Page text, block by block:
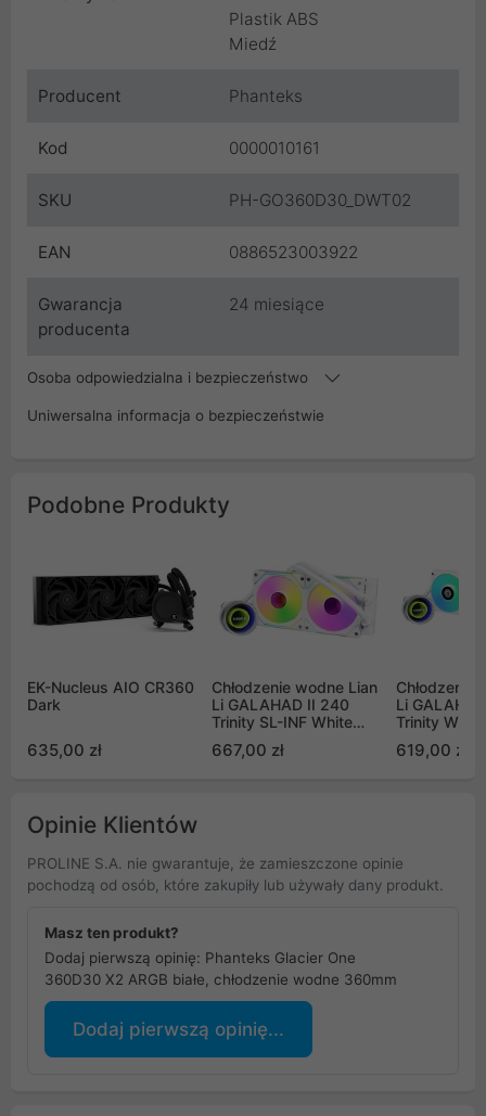
Plastik ABS
Miedź
Producent Phanteks
Kod 0000010161
SKU PH-GO360D30_DWT02
EAN 0886523003922
Gwarancja
producenta
24 miesiące
Osoba odpowiedzialna i bezpieczeństwo
Uniwersalna informacja o bezpieczeństwie
Podobne Produkty
EK-Nucleus AIO CR360
Dark
635,00 zł
Chłodzenie wodne Lian
Li GALAHAD II 240
Trinity SL-INF White
667,00 zł
Chłodzenie
Li
Trinity White
619,00 zł
Opinie Klientów
PROLINE S.A. nie gwarantuje, że zamieszczone opinie
pochodzą od osób, które zakupiły lub używały dany produkt.
Masz ten produkt?
Dodaj pierwszą opinię: Phanteks Glacier One
360D30 X2 ARGB białe, chłodzenie wodne 360mm
Dodaj pierwszą opinię...